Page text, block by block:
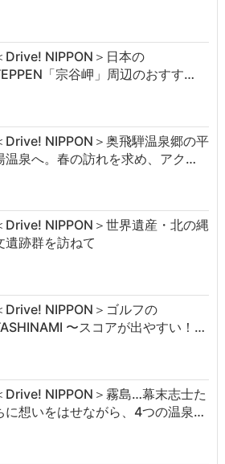
Drive! NIPPON＞日本の
「宗谷岬」周辺のおすす…
Drive! NIPPON＞奥飛騨温泉郷の平
温泉へ。春の訪れを求め、アク…
Drive! NIPPON＞世界遺産・北の縄
遺跡群を訪ねて
Drive! NIPPON＞ゴルフの
〜スコアが出やすい！…
Drive! NIPPON＞霧島…幕末志士た
に想いをはせながら、4つの温泉…